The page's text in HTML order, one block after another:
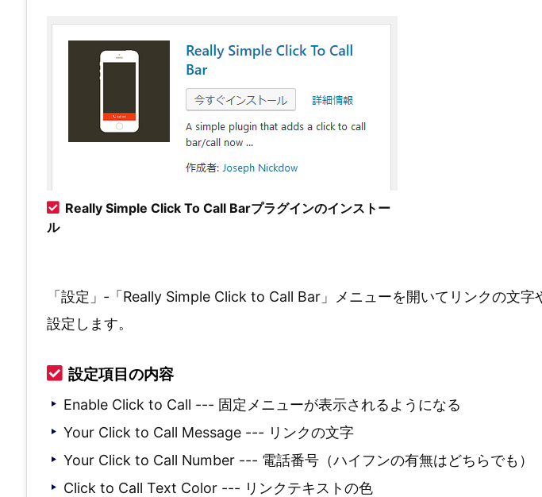
Really Simple Click To Call Barプラグインのインストー
ル
「設定」‐「Really Simple Click to Call Bar」メニューを開いてリンクの文字
設定します。
設定項目の内容
Enable Click to Call --- 固定メニューが表示されるようになる
Your Click to Call Message --- リンクの文字
Your Click to Call Number --- 電話番号（ハイフンの有無はどちらでも）
Click to Call Text Color --- リンクテキストの色